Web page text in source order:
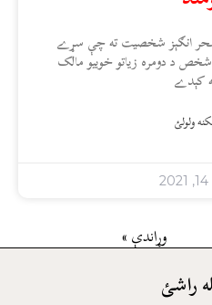
انګېز شخصیت ته چې سړے
د دومره زياتو خوبیو مالک
کېدے
ولولئ
وړاندې »
راشئ